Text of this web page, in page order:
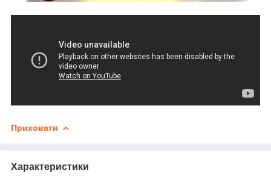
Приховати
Характеристики